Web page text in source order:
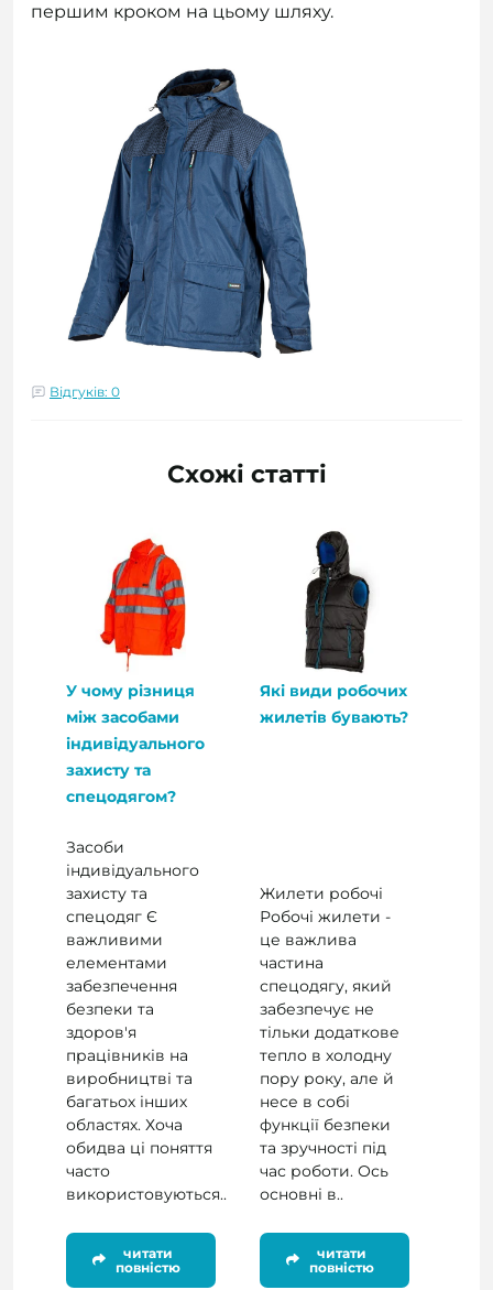
першим кроком на цьому шляху.
Відгуків: 0
Схожі статті
У чому різниця
між засобами
індивідуального
захисту та
спецодягом?
Засоби
індивідуального
захисту та
спецодяг Є
важливими
елементами
забезпечення
безпеки та
здоров'я
працівників на
виробництві та
багатьох інших
областях. Хоча
обидва ці поняття
часто
використовуються..
читати
повністю
Які види робочих
жилетів бувають?
Жилети робочі
Робочі жилети -
це важлива
частина
спецодягу, який
забезпечує не
тільки додаткове
тепло в холодну
пору року, але й
несе в собі
функції безпеки
та зручності під
час роботи. Ось
основні в..
читати
повністю